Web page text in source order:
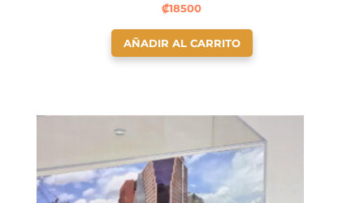
₡18500
AÑADIR AL CARRITO